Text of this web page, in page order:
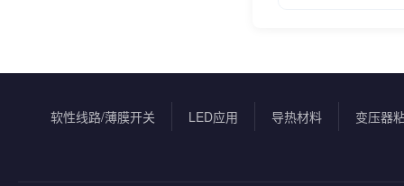
软性线路/薄膜开关 LED应用 导热材料 变压器